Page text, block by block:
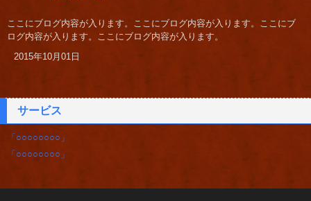
ここにブログ内容が入ります。ここにブログ内容が入ります。ここにブ
ログ内容が入ります。ここにブログ内容が入ります。
2015年10月01日
サービス
「○○○○○○○○」
「○○○○○○○○」